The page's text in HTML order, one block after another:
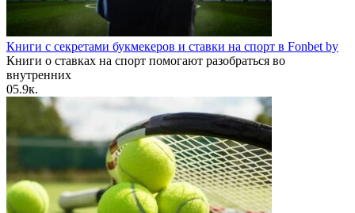
Книги с секретами букмекеров и ставки на спорт в Fonbet by
Книги о ставках на спорт помогают разобраться во
внутренних
05.9к.